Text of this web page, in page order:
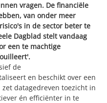
vragen. De financiële
van onder meer
in de sector beter te
Dagblad stelt vandaag
een te machtige
de
en beschikt over een
datagedreven toezicht in
én efficiënter in te